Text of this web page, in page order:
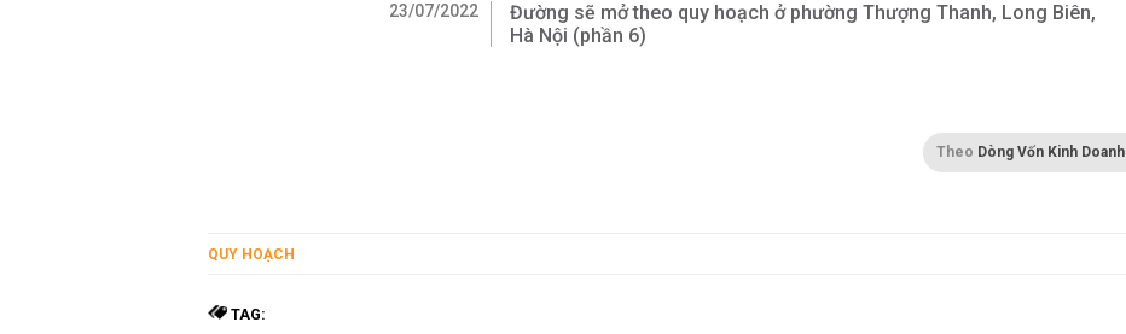
23/07/2022
Đường sẽ mở theo quy hoạch ở phường Thượng Thanh, Long Biên,
Hà Nội (phần 6)
Theo Dòng Vốn Kinh Doanh
QUY HOẠCH
TAG: